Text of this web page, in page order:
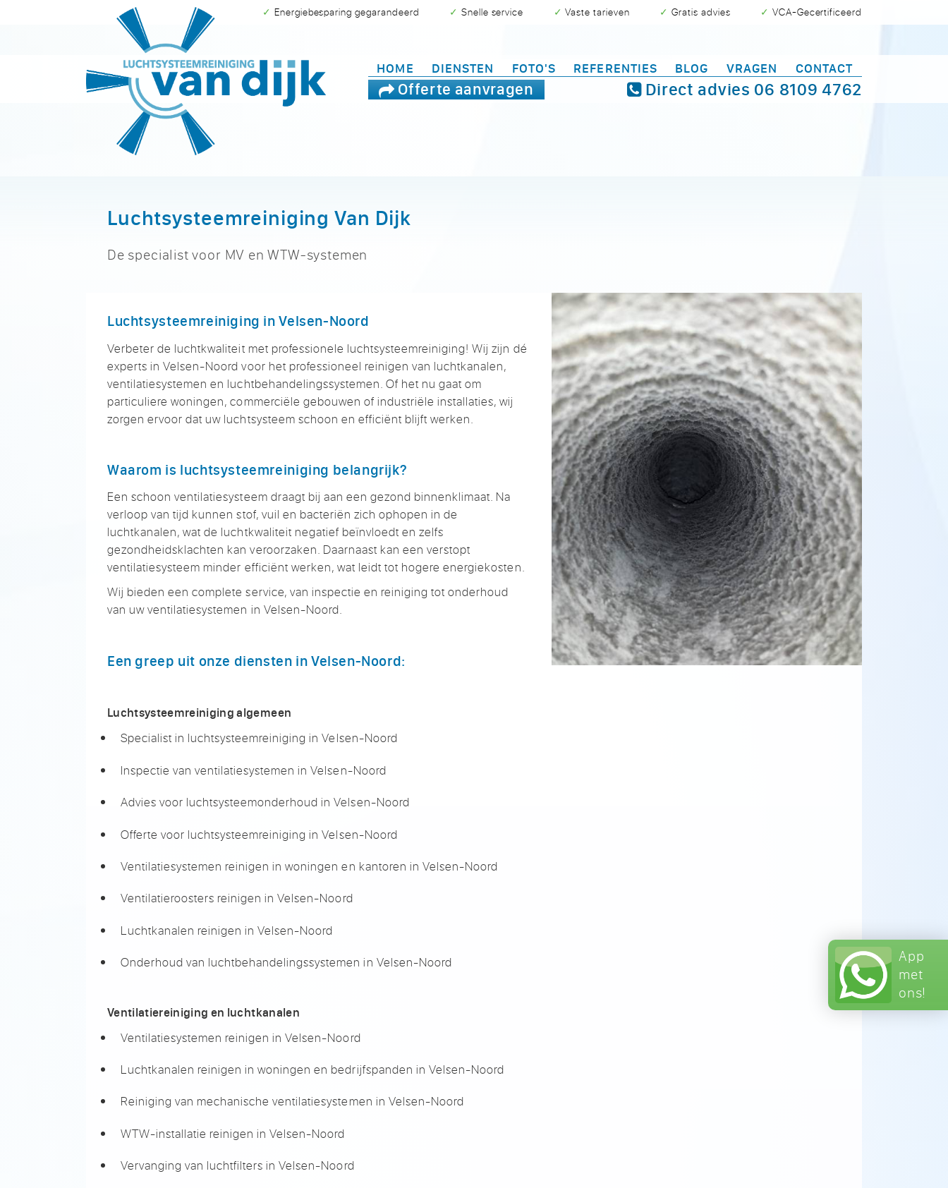
App
met
ons!
Direct advies 06 8109 4762
Offerte aanvragen
✓ Energiebesparing gegarandeerd ✓ Snelle service ✓ Vaste tarieven ✓ Gratis advies ✓ VCA-Gecertificeerd
HOME DIENSTEN FOTO'S REFERENTIES BLOG VRAGEN CONTACT
Luchtsysteemreiniging Van Dijk
De specialist voor MV en WTW-systemen
Luchtsysteemreiniging in Velsen-Noord
Verbeter de luchtkwaliteit met professionele luchtsysteemreiniging! Wij zijn dé
experts in Velsen-Noord voor het professioneel reinigen van luchtkanalen,
ventilatiesystemen en luchtbehandelingssystemen. Of het nu gaat om
particuliere woningen, commerciële gebouwen of industriële installaties, wij
zorgen ervoor dat uw luchtsysteem schoon en efficiënt blijft werken.
Waarom is luchtsysteemreiniging belangrijk?
Een schoon ventilatiesysteem draagt bij aan een gezond binnenklimaat. Na
verloop van tijd kunnen stof, vuil en bacteriën zich ophopen in de
luchtkanalen, wat de luchtkwaliteit negatief beïnvloedt en zelfs
gezondheidsklachten kan veroorzaken. Daarnaast kan een verstopt
ventilatiesysteem minder efficiënt werken, wat leidt tot hogere energiekosten.
Wij bieden een complete service, van inspectie en reiniging tot onderhoud
van uw ventilatiesystemen in Velsen-Noord.
Een greep uit onze diensten in Velsen-Noord:
Luchtsysteemreiniging algemeen
Specialist in luchtsysteemreiniging in Velsen-Noord
Inspectie van ventilatiesystemen in Velsen-Noord
Advies voor luchtsysteemonderhoud in Velsen-Noord
Offerte voor luchtsysteemreiniging in Velsen-Noord
Ventilatiesystemen reinigen in woningen en kantoren in Velsen-Noord
Ventilatieroosters reinigen in Velsen-Noord
Luchtkanalen reinigen in Velsen-Noord
Onderhoud van luchtbehandelingssystemen in Velsen-Noord
Ventilatiereiniging en luchtkanalen
Ventilatiesystemen reinigen in Velsen-Noord
Luchtkanalen reinigen in woningen en bedrijfspanden in Velsen-Noord
Reiniging van mechanische ventilatiesystemen in Velsen-Noord
WTW-installatie reinigen in Velsen-Noord
Vervanging van luchtfilters in Velsen-Noord